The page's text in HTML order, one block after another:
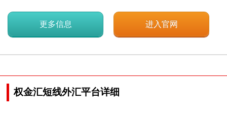
更多信息 进入官网
权金汇短线外汇平台详细